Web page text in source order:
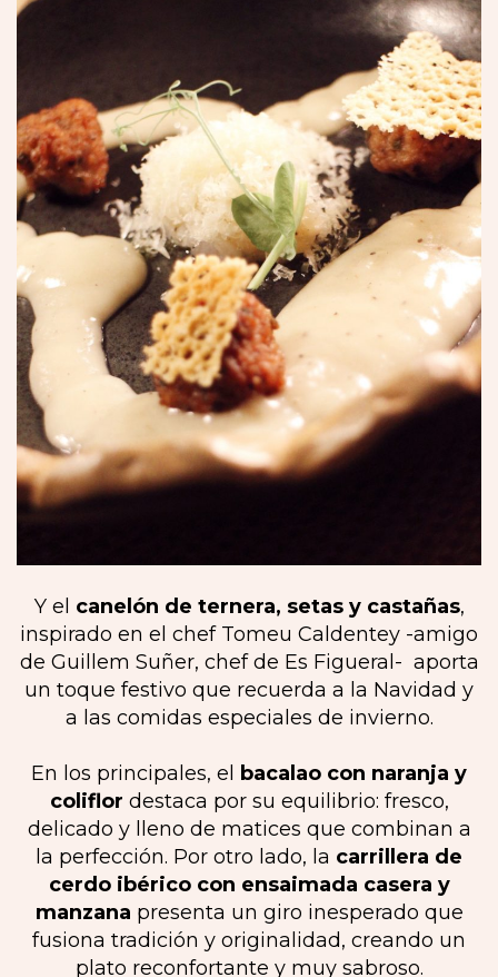
Y el canelón de ternera, setas y castañas,
inspirado en el chef Tomeu Caldentey -amigo
de Guillem Suñer, chef de Es Figueral- aporta
un toque festivo que recuerda a la Navidad y
a las comidas especiales de invierno.
En los principales, el
bacalao con naranja y
coliflor destaca por su equilibrio: fresco,
delicado y lleno de matices que combinan a
la perfección. Por otro lado, la carrillera de
cerdo ibérico con ensaimada casera y
manzana presenta un giro inesperado que
fusiona tradición y originalidad, creando un
plato reconfortante y muy sabroso.